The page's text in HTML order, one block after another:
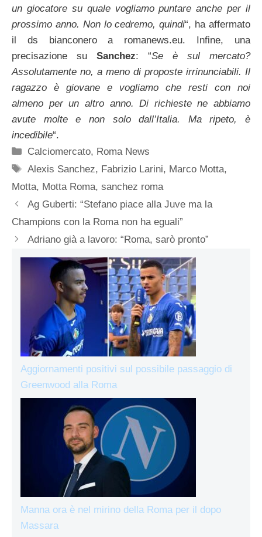
un giocatore su quale vogliamo puntare anche per il
prossimo anno. Non lo cedremo, quindi“, ha affermato
il ds bianconero a romanews.eu. Infine, una
precisazione su Sanchez: “Se è sul mercato?
Assolutamente no, a meno di proposte irrinunciabili. Il
ragazzo è giovane e vogliamo che resti con noi
almeno per un altro anno. Di richieste ne abbiamo
avute molte e non solo dall’Italia. Ma ripeto, è
incedibile“.
Categorie
Calciomercato, Roma News
Tag
Alexis Sanchez, Fabrizio Larini, Marco Motta,
Motta, Motta Roma, sanchez roma
Ag Guberti: “Stefano piace alla Juve ma la
Champions con la Roma non ha eguali”
Adriano già a lavoro: “Roma, sarò pronto”
Aggiornamenti positivi sul possibile passaggio di
Greenwood alla Roma
Manna ora è nel mirino della Roma per il dopo
Massara